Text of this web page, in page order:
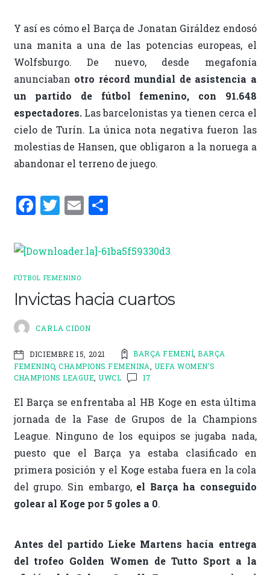
Y así es cómo el Barça de Jonatan Giráldez endosó
una manita a una de las potencias europeas, el
Wolfsburgo. De nuevo, desde megafonía
anunciaban otro récord mundial de asistencia a
un partido de fútbol femenino, con 91.648
espectadores.Las barcelonistas ya tienen cerca el
cielo de Turín. La única nota negativa fueron las
molestias de Hansen, que obligaron a la noruega a
abandonar el terreno de juego.
F
ce
b
o
o
k
T
it
te
r
E
ai
l
C
m
p
ti
FÚTBOL FEMENINO
Invictas hacia cuartos
CARLA CIDON
DICIEMBRE 15, 2021 BARÇA FEMENÍ ,BARÇA
FEMENINO,CHAMPIONS FEMENINA UEFA WOMEN'S
CHAMPIONS LEAGUE ,UWCL 17
El Barça se enfrentaba al HB Koge en esta última
jornada de la Fase de Grupos de la Champions
League. Ninguno de los equipos se jugaba nada,
puesto que el Barça ya estaba clasificado en
primera posición y el Koge estaba fuera en la cola
del grupo. Sin embargo, el Barça ha conseguido
golear al Koge por 5 goles a 0.
Antes del partido Lieke Martens hacía entrega
del trofeo Golden Women de Tutto Sport a la